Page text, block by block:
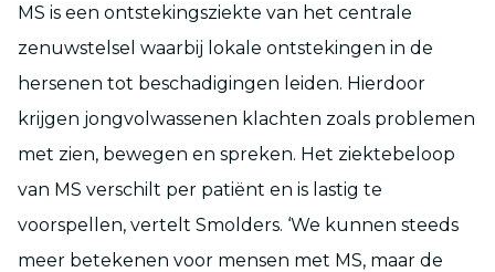
MS is een ontstekingsziekte van het centrale
zenuwstelsel waarbij lokale ontstekingen in de
hersenen tot beschadigingen leiden. Hierdoor
krijgen jongvolwassenen klachten zoals problemen
met zien, bewegen en spreken. Het ziektebeloop
van MS verschilt per patiënt en is lastig te
voorspellen, vertelt Smolders. ‘We kunnen steeds
meer betekenen voor mensen met MS, maar de